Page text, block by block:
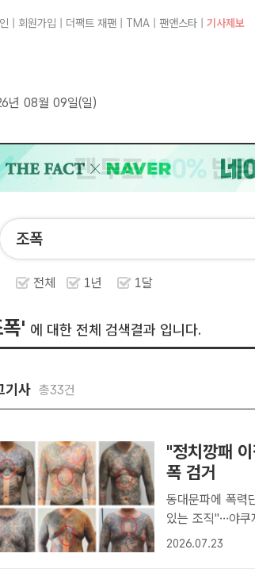
회원가입 더팩트 재팬 TMA 팬앤스타 기사제보
년 08월 09일(일)
전체 1년 1달
' 에 대한 전체 검색결과 입니다.
기사 총33건
"정치깡패
폭 검거
동대문파에 폭력
있는 조직"…야쿠자식 인사도 동대문파 조직
문'을 한자로 문
2026.07.23